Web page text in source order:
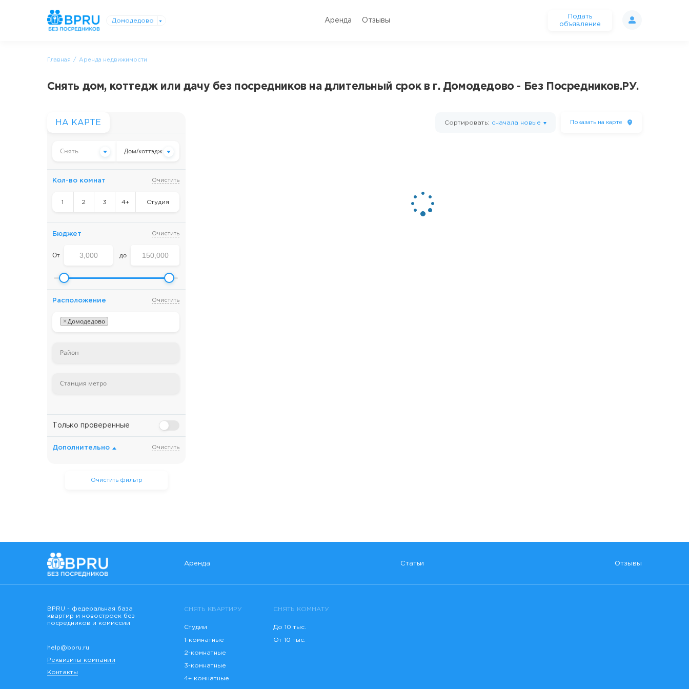
Домодедово Аренда Отзывы
Подать
объявление
Главная Аренда недвижимости
Снять дом, коттедж или дачу без посредников на длительный срок в г. Домодедово - Без Посредников.РУ.
Снять Дом/коттэдж
Кол-во комнат Очистить
1 2 3 4+ Студия
Бюджет Очистить
От до
Расположение Очистить
×Домодедово
Только проверенные
Дополнительно Очистить
НА КАРТЕ
Очистить фильтр
Сортировать: сначала новые Показать на карте
Аренда Статьи Отзывы
BPRU - федеральная база
квартир и новостроек без
посредников и комиссии
help@bpru.ru
Реквизиты компании
Контакты
СНЯТЬ КВАРТИРУ
Студии
1-комнатные
2-комнатные
3-комнатные
4+ комнатные
СНЯТЬ КОМНАТУ
До 10 тыс.
От 10 тыс.